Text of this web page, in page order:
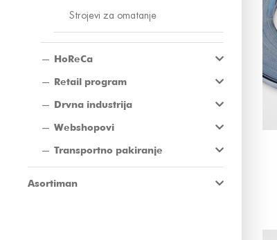
Strojevi za omatanje
HoReCa
Retail program
Drvna industrija
Webshopovi
Transportno pakiranje
Asortiman